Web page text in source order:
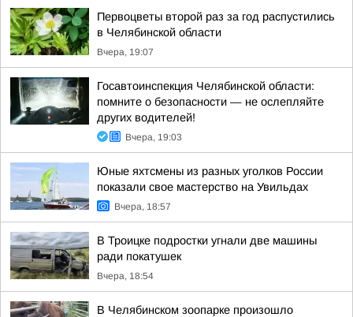
Первоцветы второй раз за год распустились
в Челябинской области
Вчера, 19:07
Госавтоинспекция Челябинской области:
помните о безопасности — не ослепляйте
других водителей!
Вчера, 19:03
Юные яхтсмены из разных уголков России
показали свое мастерство на Увильдах
Вчера, 18:57
В Троицке подростки угнали две машины
ради покатушек
Вчера, 18:54
В Челябинском зоопарке произошло